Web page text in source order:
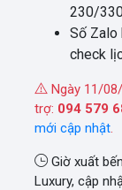
230/
Số Zalo
check
Ngày 11/
trợ: 094 579
mới cập nhật.
Giờ xuất
Luxury, cập